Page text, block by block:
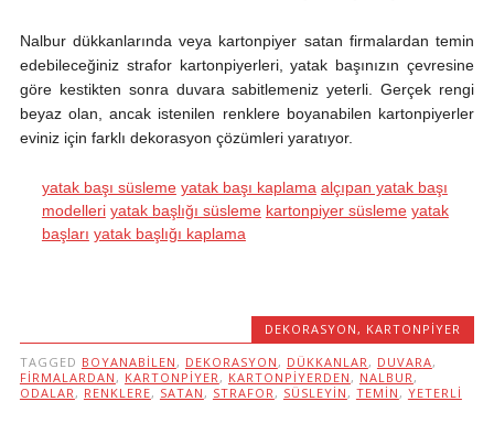
Nalbur dükkanlarında veya kartonpiyer satan firmalardan temin
edebileceğiniz strafor kartonpiyerleri, yatak başınızın çevresine
göre kestikten sonra duvara sabitlemeniz yeterli. Gerçek rengi
beyaz olan, ancak istenilen renklere boyanabilen kartonpiyerler
eviniz için farklı dekorasyon çözümleri yaratıyor.
yatak başı süsleme yatak başı kaplama alçıpan yatak başı
modelleri yatak başlığı süsleme kartonpiyer süsleme yatak
başları yatak başlığı kaplama
DEKORASYON, KARTONPIYER
TAGGED BOYANABILEN , DEKORASYON , DÜKKANLAR, DUVARA,
FIRMALARDAN , KARTONPIYER, KARTONPIYERDEN , NALBUR,
ODALAR, RENKLERE, SATAN , STRAFOR, SÜSLEYIN , TEMIN , YETERLI